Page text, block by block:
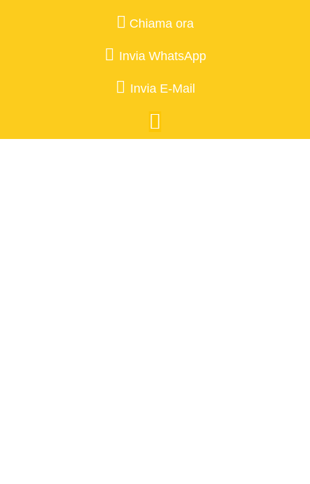
Chiama ora
Invia WhatsApp
Invia E-Mail